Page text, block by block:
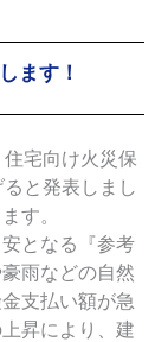
ます！
宅向け火災保
と発表しまし
す。
となる『参考
雨などの自然
支払い額が急
昇により、建